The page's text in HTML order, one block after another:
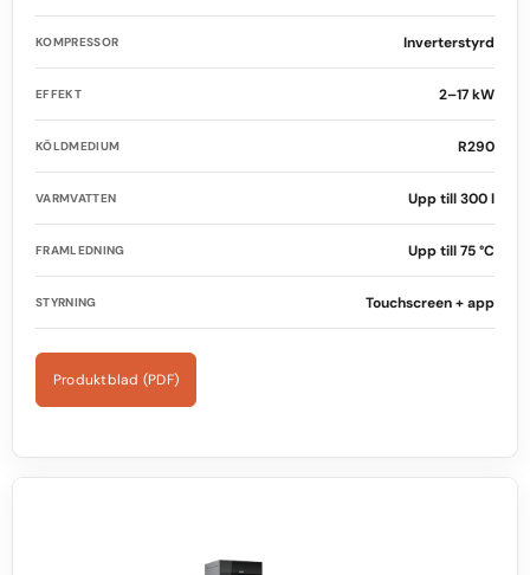
KOMPRESSOR Inverterstyrd
EFFEKT 2–17 kW
KÖLDMEDIUM R290
VARMVATTEN Upp till 300 l
FRAMLEDNING Upp till 75 °C
STYRNING Touchscreen + app
Produktblad (PDF)